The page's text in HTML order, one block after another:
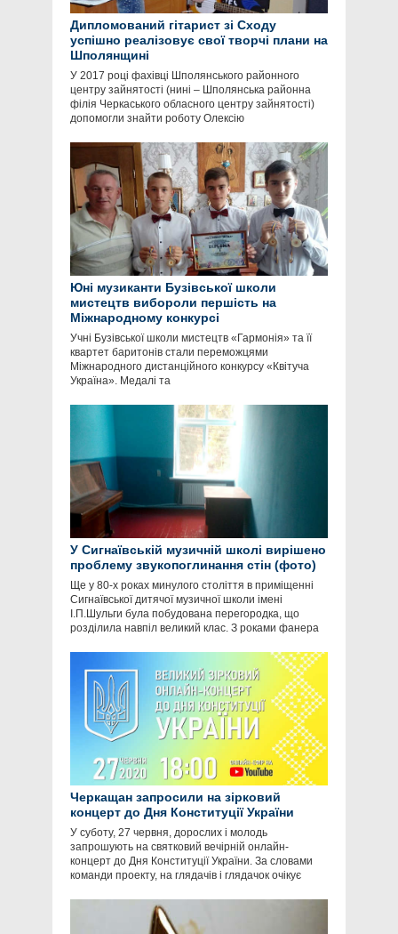
Дипломований гітарист зі Сходу
успішно реалізовує свої творчі плани на
Шполянщині
У 2017 році фахівці Шполянського районного
центру зайнятості (нині – Шполянська районна
філія Черкаського обласного центру зайнятості)
допомогли знайти роботу Олексію
Юні музиканти Бузівської школи
мистецтв вибороли першість на
Міжнародному конкурсі
Учні Бузівської школи мистецтв «Гармонія» та її
квартет баритонів стали переможцями
Міжнародного дистанційного конкурсу «Квітуча
Україна». Медалі та
У Сигнаївській музичній школі вирішено
проблему звукопоглинання стін (фото)
Ще у 80-х роках минулого століття в приміщенні
Сигнаївської дитячої музичної школи імені
І.П.Шульги була побудована перегородка, що
розділила навпіл великий клас. З роками фанера
Черкащан запросили на зірковий
концерт до Дня Конституції України
У суботу, 27 червня, дорослих і молодь
запрошують на святковий вечірній онлайн-
концерт до Дня Конституції України. За словами
команди проекту, на глядачів і глядачок очікує